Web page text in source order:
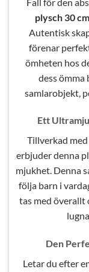
plysch 30 cm
Autentisk
förenar
ömheten hos
dess
samlarobjekt,
Ett
Tillverkad med
erbjuder denna
mjukhet. Denna
följa barn i
tas med
Den
Letar du efter